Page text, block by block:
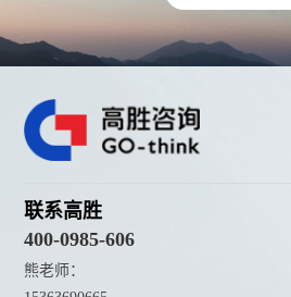
联系高胜
400-0985-606
熊老师：